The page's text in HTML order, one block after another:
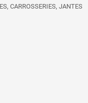
CARROSSERIES, JANTES